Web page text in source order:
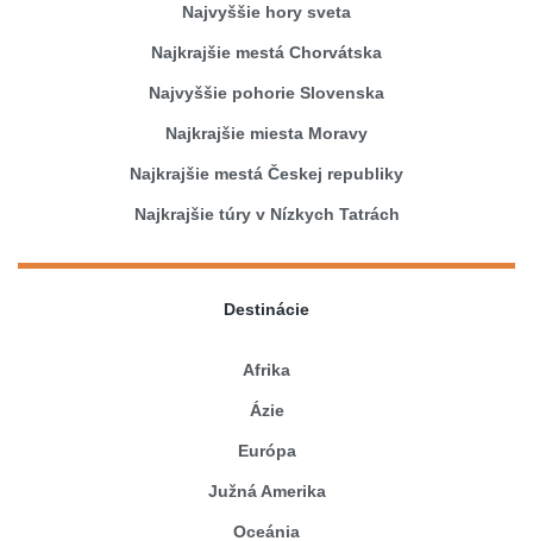
Najvyššie hory sveta
Najkrajšie mestá Chorvátska
Najvyššie pohorie Slovenska
Najkrajšie miesta Moravy
Najkrajšie mestá Českej republiky
Najkrajšie túry v Nízkych Tatrách
Destinácie
Afrika
Ázie
Európa
Južná Amerika
Oceánia